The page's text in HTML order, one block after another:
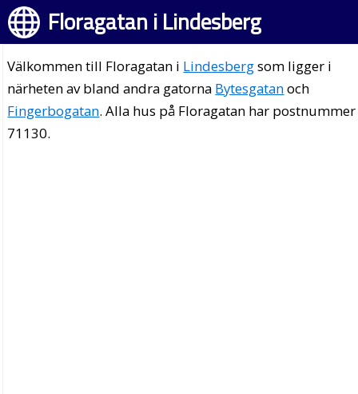
Floragatan i Lindesberg
Välkommen till Floragatan i Lindesbergsom ligger i
närheten av bland andra gatorna Bytesgatanoch
Fingerbogatan. Alla hus på Floragatan har postnummer
71130.